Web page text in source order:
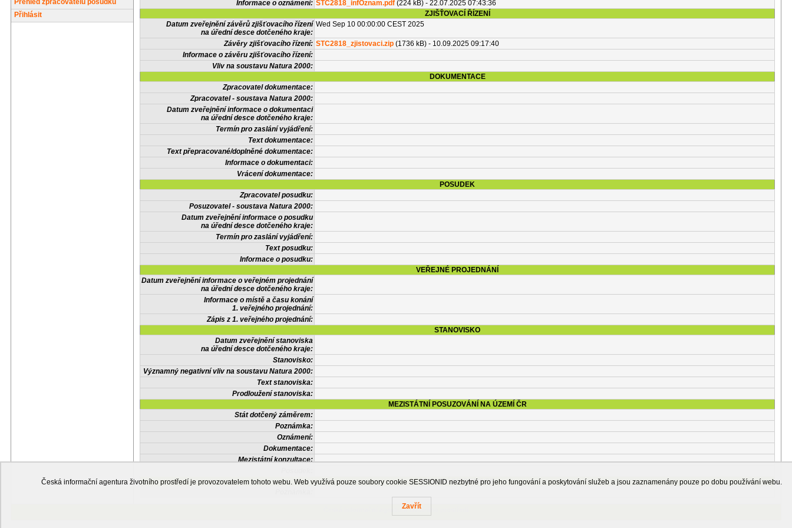
Přehled zpracovatelů posudků
Přihlásit
Informace o oznámení: STC2818_infOznam.pdf (224 kB) - 22.07.2025 07:43:36
ZJIŠŤOVACÍ ŘÍZENÍ
Datum zveřejnění závěrů zjišťovacího řízení
na úřední desce dotčeného kraje:
Wed Sep 10 00:00:00 CEST 2025
Závěry zjišťovacího řízení: STC2818_zjistovaci.zip (1736 kB) - 10.09.2025 09:17:40
Informace o závěru zjišťovacího řízení:
Vliv na soustavu Natura 2000:
DOKUMENTACE
Zpracovatel dokumentace:
Zpracovatel - soustava Natura 2000:
Datum zveřejnění informace o dokumentaci
na úřední desce dotčeného kraje:
Termín pro zaslání vyjádření:
Text dokumentace:
Text přepracované/doplněné dokumentace:
Informace o dokumentaci:
Vrácení dokumentace:
POSUDEK
Zpracovatel posudku:
Posuzovatel - soustava Natura 2000:
Datum zveřejnění informace o posudku
na úřední desce dotčeného kraje:
Termín pro zaslání vyjádření:
Text posudku:
Informace o posudku:
VEŘEJNÉ PROJEDNÁNÍ
Datum zveřejnění informace o veřejném projednání
na úřední desce dotčeného kraje:
Informace o místě a času konání
1. veřejného projednání:
Zápis z 1. veřejného projednání:
STANOVISKO
Datum zveřejnění stanoviska
na úřední desce dotčeného kraje:
Stanovisko:
Významný negativní vliv na soustavu Natura 2000:
Text stanoviska:
Prodloužení stanoviska:
MEZISTÁTNÍ POSUZOVÁNÍ NA ÚZEMÍ ČR
Stát dotčený záměrem:
Poznámka:
Oznámení:
Dokumentace:
Mezistátní konzultace:
OSTATNÍ INFORMACE
Česká informační agentura životního prostředí
Česká informační agentura životního prostředí je provozovatelem tohoto webu. Web využívá pouze soubory cookie SESSIONID nezbytné pro jeho fungování a poskytování služeb a jsou zaznamenány pouze po dobu používání webu.
Zavřít